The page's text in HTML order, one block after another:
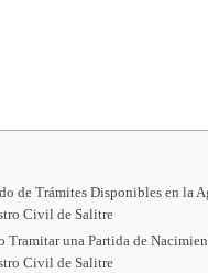
de Trámites Disponibles en la
Civil de Salitre
Tramitar una Partida de
Civil de Salitre